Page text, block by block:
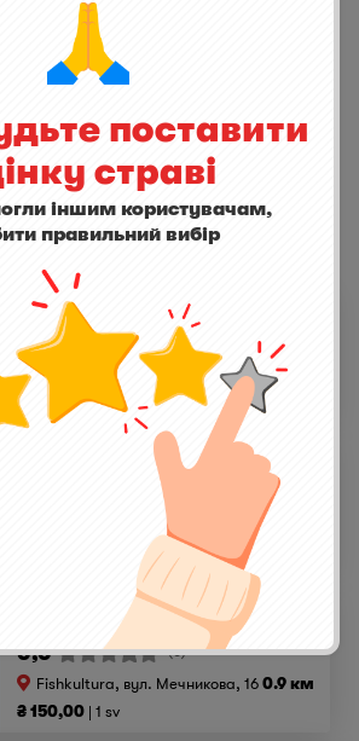
написати відгук
Фіш енд чіпс із сома
5,0
(1)
Fishkultura, вул. Мечникова, 160.9 км
₴ 150,00
1 sv
(1)
Fishkultura, вул. Мечникова, 16
Попкорн з рапанів
0,0
(0)
Fishkultura, вул. Мечникова, 160.9 км
₴ 150,00
1 sv
поставити
страві
іншим користувачам,
правильний вибір